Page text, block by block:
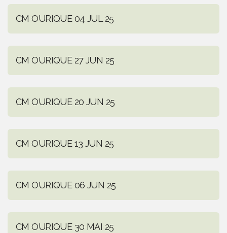
CM OURIQUE 04 JUL 25
CM OURIQUE 27 JUN 25
CM OURIQUE 20 JUN 25
CM OURIQUE 13 JUN 25
CM OURIQUE 06 JUN 25
CM OURIQUE 30 MAI 25